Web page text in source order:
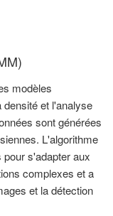
modèles
densité et l'analyse
sont générées
L'algorithme
s'adapter aux
complexes et a
et la détection